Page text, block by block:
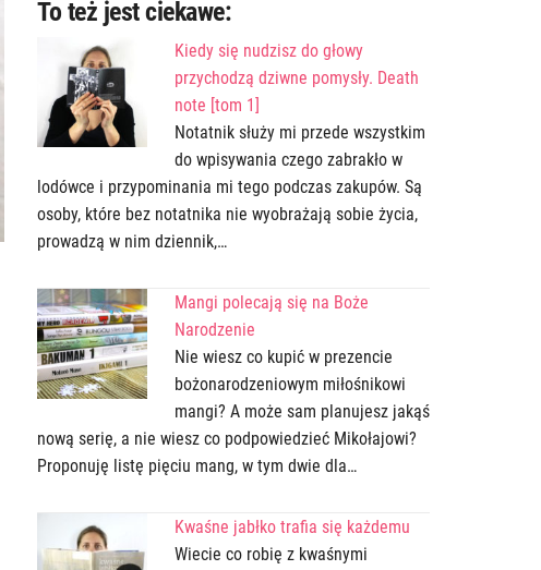
To też jest ciekawe:
Kiedy się nudzisz do głowy
przychodzą dziwne pomysły. Death
note [tom 1]
Notatnik służy mi przede wszystkim
do wpisywania czego zabrakło w
lodówce i przypominania mi tego podczas zakupów. Są
osoby, które bez notatnika nie wyobrażają sobie życia,
prowadzą w nim dziennik,…
Mangi polecają się na Boże
Narodzenie
Nie wiesz co kupić w prezencie
bożonarodzeniowym miłośnikowi
mangi? A może sam planujesz jakąś
nową serię, a nie wiesz co podpowiedzieć Mikołajowi?
Proponuję listę pięciu mang, w tym dwie dla…
Kwaśne jabłko trafia się każdemu
Wiecie co robię z kwaśnymi